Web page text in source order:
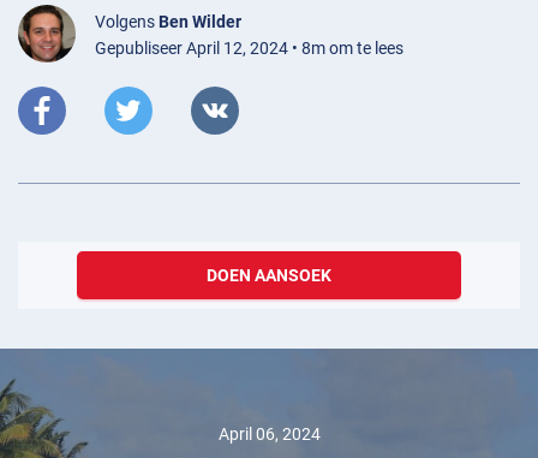
Volgens Ben Wilder
Gepubliseer April 12, 2024 • 8m om te lees
DOEN AANSOEK
April 06, 2024